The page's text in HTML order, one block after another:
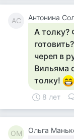
АС Антонина
А толку?
череп в
Вильяма
толку!
8 лет
ОМ Ольга